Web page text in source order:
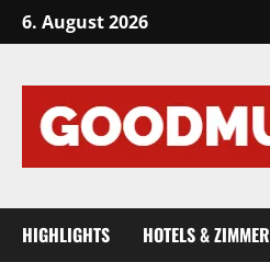
Skip
to
6. August 2026
HIGHLIGHTS HOTELS & ZIMMER